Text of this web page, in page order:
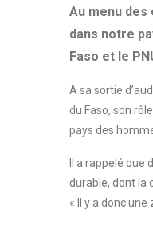
Au menu
dans notre
Faso et le
A sa sortie
du Faso, son
pays des
Il a rappelé
durable, dont la
« Il y a donc